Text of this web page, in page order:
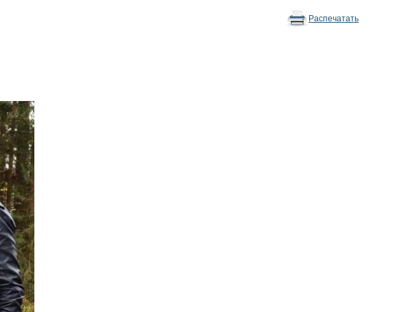
Распечатать